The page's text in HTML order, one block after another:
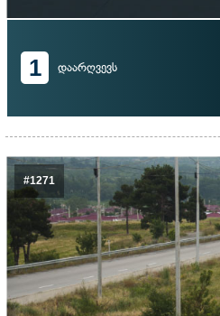
1 დაარღვევს
#1271